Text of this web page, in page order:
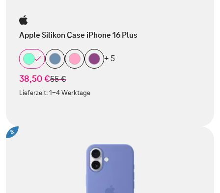
Apple Silikon Case iPhone 16 Plus
+ 5
38,50 €statt
55 €
Lieferzeit:1-4 Werktage
%